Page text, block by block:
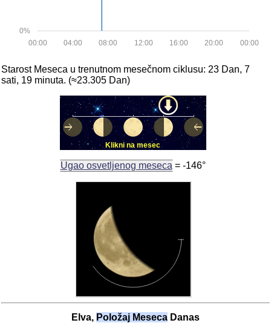
0%
00:00
20:00
16:00
12:00
08:00
04:00
00:00
Starost Meseca u trenutnom mesečnom ciklusu: 23 Dan, 7
sati, 19 minuta. (≈23.305 Dan)
Klikni na mesec
Ugao osvetljenog meseca = -146°
Elva, Položaj Meseca Danas